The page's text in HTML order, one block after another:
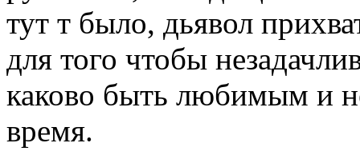
тут т было, дьявол
для того чтобы
каково быть любимым и
время.